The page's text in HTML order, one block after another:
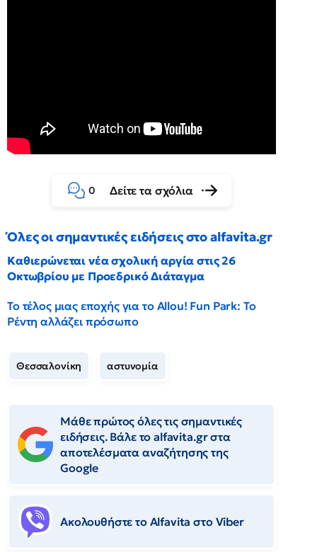
0 Δείτε τα σχόλια
Όλες οι σημαντικές ειδήσεις στο alfavita.gr
Καθιερώνεται νέα σχολική αργία στις 26
Οκτωβρίου με Προεδρικό Διάταγμα
Το τέλος μιας εποχής για το Allou! Fun Park: Το
Ρέντη αλλάζει πρόσωπο
Θεσσαλονίκη αστυνομία
Μάθε πρώτος όλες τις σημαντικές
ειδήσεις. Βάλε το alfavita.gr στα
αποτελέσματα αναζήτησης της
Google
Ακολουθήστε το Αlfavita στο Viber